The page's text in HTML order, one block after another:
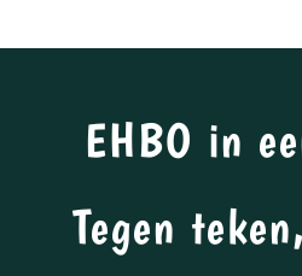
EHBO in
Tegen